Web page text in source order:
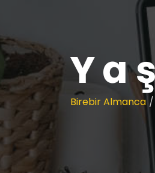
Birebir Almanca